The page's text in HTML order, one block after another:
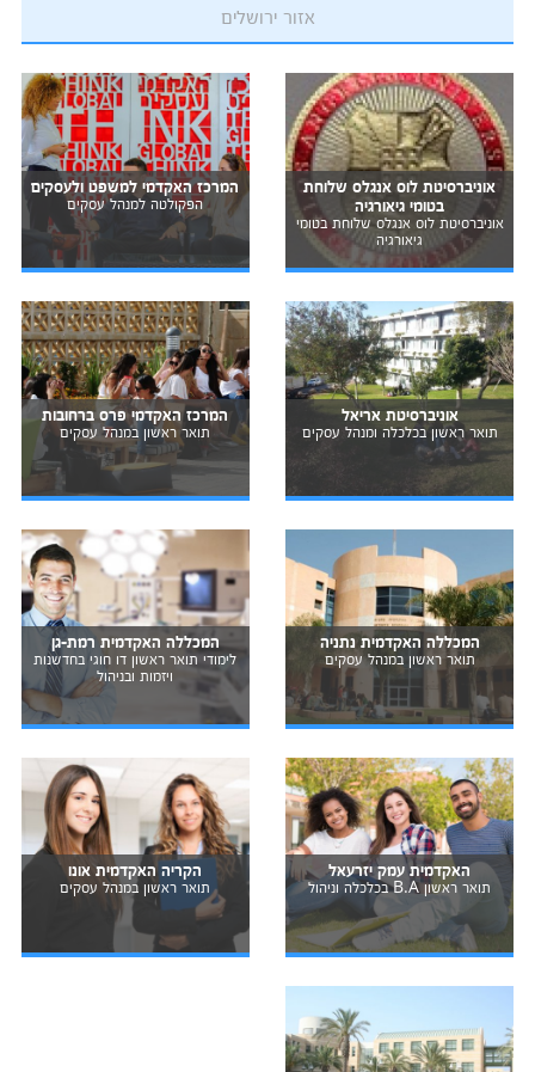
אזור ירושלים
אוניברסיטת לוס אנגלס שלוחת
בטומי גיאורגיה
אוניברסיטת לוס אנגלס שלוחת בטומי
גיאורגיה
המרכז האקדמי למשפט ולעסקים
הפקולטה למנהל עסקים
אוניברסיטת אריאל
תואר ראשון בכלכלה ומנהל עסקים
המרכז האקדמי פרס ברחובות
תואר ראשון במנהל עסקים
המכללה האקדמית נתניה
תואר ראשון במנהל עסקים
המכללה האקדמית רמת-גן
לימודי תואר ראשון דו חוגי בחדשנות
ויזמות ובניהול
האקדמית עמק יזרעאל
תואר ראשון B.A בכלכלה וניהול
הקריה האקדמית אונו
תואר ראשון במנהל עסקים